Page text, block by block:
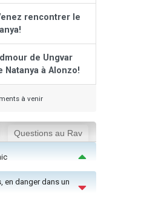
rencontrer le
de Ungvar
à Alonzo!
à venir
Questions au Rav
en danger dans un